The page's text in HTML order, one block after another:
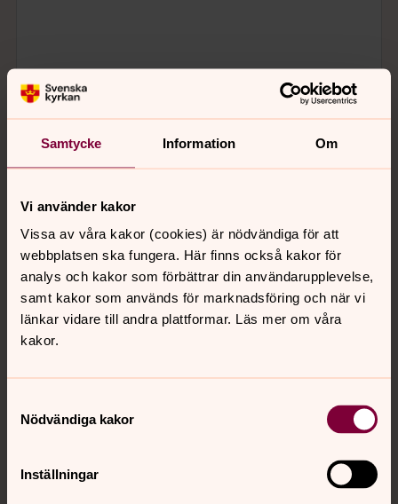
Samtycke Information Om
Vi använder kakor
Vissa av våra kakor (cookies) är nödvändiga för att
webbplatsen ska fungera. Här finns också kakor för
analys och kakor som förbättrar din användarupplevelse,
samt kakor som används för marknadsföring och när vi
länkar vidare till andra plattformar. Läs mer om våra
kakor.
Nödvändiga kakor
Inställningar